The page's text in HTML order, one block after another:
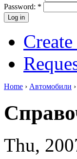
Password: *
Home › Автомобили ›
Thu,